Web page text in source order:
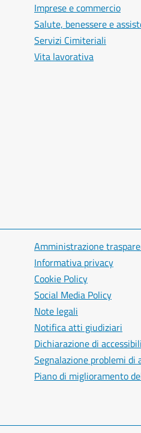
Imprese e commercio
Salute, benessere e
Servizi Cimiteriali
Vita lavorativa
Amministrazione
Informativa privacy
Cookie Policy
Social Media Policy
Note legali
Notifica atti giudiziari
Dichiarazione di
Segnalazione problemi di
Piano di miglioramento